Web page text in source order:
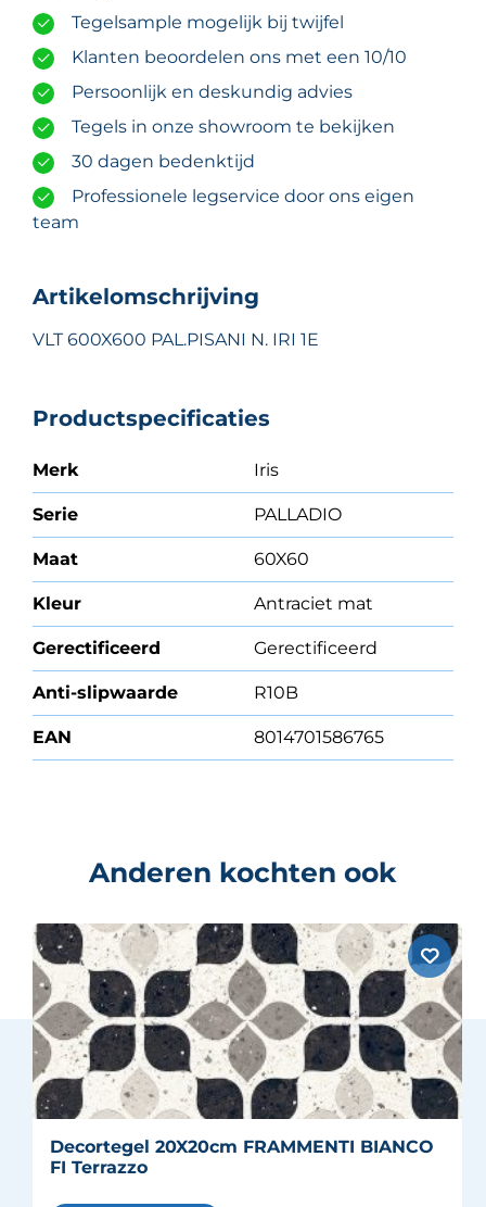
Artikelomschrijving
VLT 600X600 PAL.PISANI N. IRI 1E
Tegelsample mogelijk bij twijfel
Klanten beoordelen ons met een 10/10
Persoonlijk en deskundig advies
Tegels in onze showroom te bekijken
30 dagen bedenktijd
Professionele legservice door ons eigen
team
Productspecificaties
Merk Iris
Serie PALLADIO
Maat 60X60
Kleur Antraciet mat
Gerectificeerd Gerectificeerd
Anti-slipwaarde R10B
EAN 8014701586765
Anderen kochten ook
Decortegel 20X20cm FRAMMENTI BIANCO
FI Terrazzo